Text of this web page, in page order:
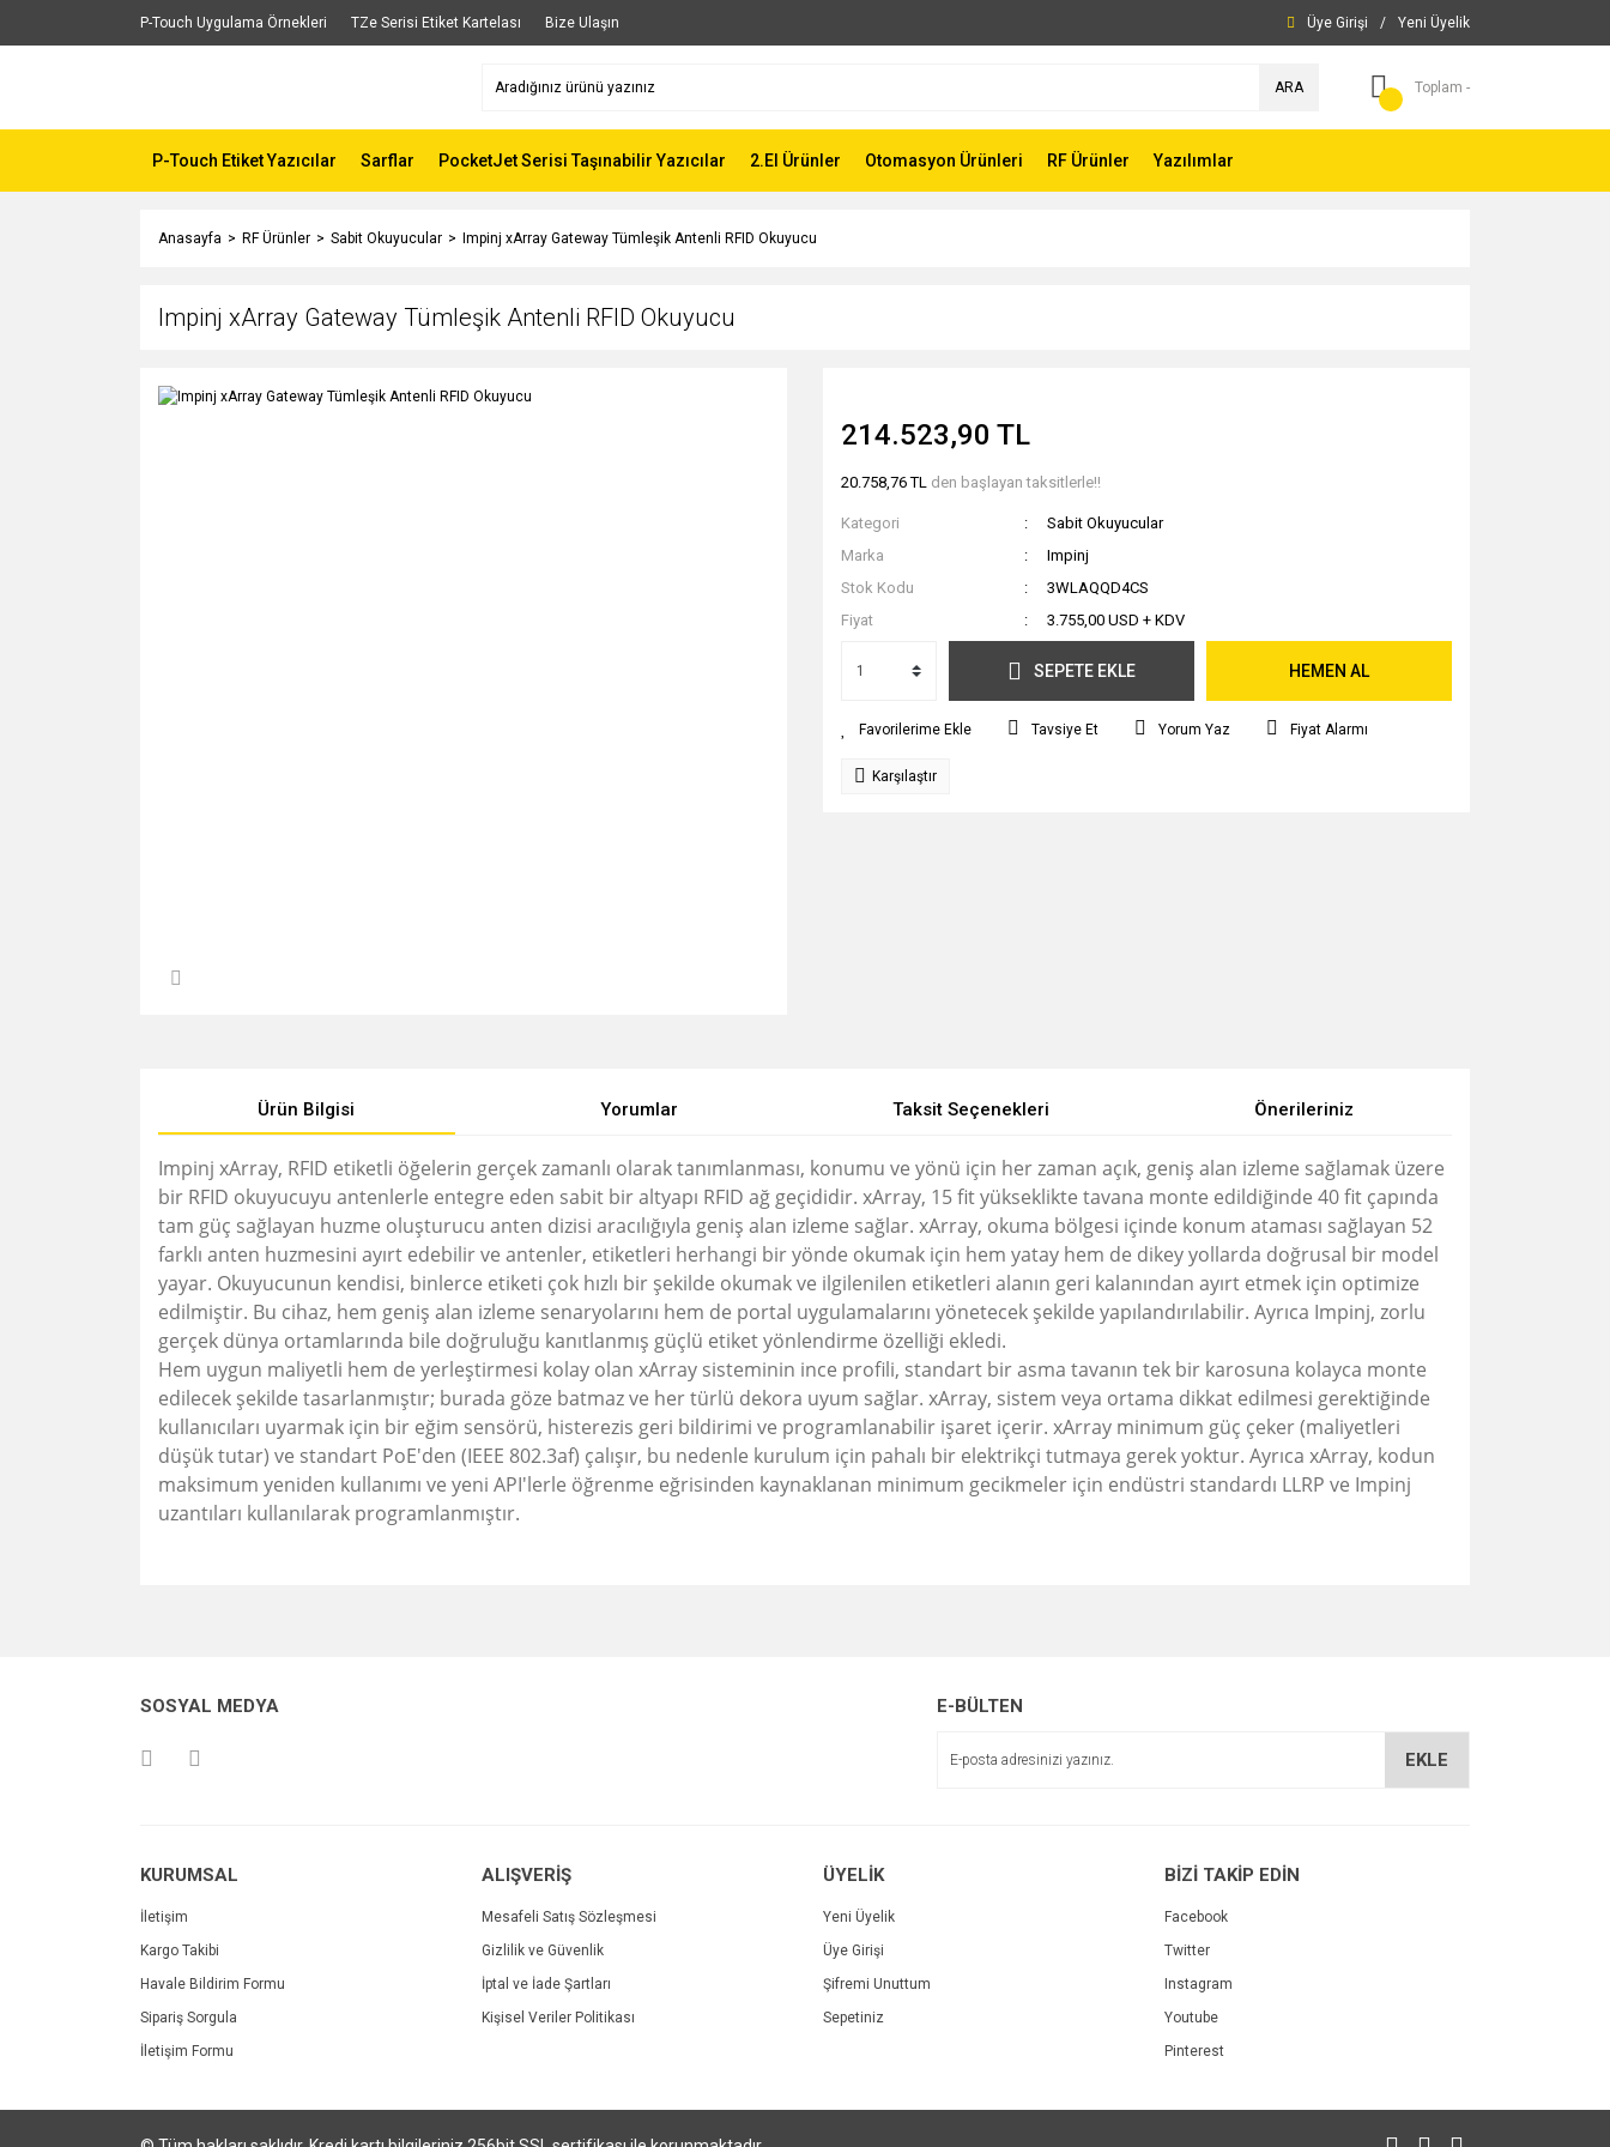
P-Touch Uygulama Örnekleri TZe Serisi Etiket Kartelası Bize Ulaşın Üye Girişi / Yeni Üyelik
ARA Toplam -
P-Touch Etiket Yazıcılar Sarflar PocketJet Serisi Taşınabilir Yazıcılar 2.El Ürünler Otomasyon Ürünleri RF Ürünler Yazılımlar
Anasayfa RF Ürünler Sabit Okuyucular Impinj xArray Gateway Tümleşik Antenli RFID Okuyucu
Impinj xArray Gateway Tümleşik Antenli RFID Okuyucu
214.523,90 TL
20.758,76 TL den başlayan taksitlerle!!
Kategori
Sabit Okuyucular
Marka
Impinj
Stok Kodu
3WLAQQD4CS
Fiyat
3.755,00 USD + KDV
SEPETE EKLE HEMEN AL
Tavsiye Et Yorum Yaz Fiyat Alarmı
Karşılaştır
Ürün Bilgisi Yorumlar Taksit Seçenekleri Önerileriniz
Impinj xArray, RFID etiketli öğelerin gerçek zamanlı olarak tanımlanması, konumu ve yönü için her zaman açık, geniş alan izleme sağlamak üzere
bir RFID okuyucuyu antenlerle entegre eden sabit bir altyapı RFID ağ geçididir. xArray, 15 fit yükseklikte tavana monte edildiğinde 40 fit çapında
tam güç sağlayan huzme oluşturucu anten dizisi aracılığıyla geniş alan izleme sağlar. xArray, okuma bölgesi içinde konum ataması sağlayan 52
farklı anten huzmesini ayırt edebilir ve antenler, etiketleri herhangi bir yönde okumak için hem yatay hem de dikey yollarda doğrusal bir model
yayar. Okuyucunun kendisi, binlerce etiketi çok hızlı bir şekilde okumak ve ilgilenilen etiketleri alanın geri kalanından ayırt etmek için optimize
edilmiştir. Bu cihaz, hem geniş alan izleme senaryolarını hem de portal uygulamalarını yönetecek şekilde yapılandırılabilir. Ayrıca Impinj, zorlu
gerçek dünya ortamlarında bile doğruluğu kanıtlanmış güçlü etiket yönlendirme özelliği ekledi.
Hem uygun maliyetli hem de yerleştirmesi kolay olan xArray sisteminin ince profili, standart bir asma tavanın tek bir karosuna kolayca monte
edilecek şekilde tasarlanmıştır; burada göze batmaz ve her türlü dekora uyum sağlar. xArray, sistem veya ortama dikkat edilmesi gerektiğinde
kullanıcıları uyarmak için bir eğim sensörü, histerezis geri bildirimi ve programlanabilir işaret içerir. xArray minimum güç çeker (maliyetleri
düşük tutar) ve standart PoE'den (IEEE 802.3af) çalışır, bu nedenle kurulum için pahalı bir elektrikçi tutmaya gerek yoktur. Ayrıca xArray, kodun
maksimum yeniden kullanımı ve yeni API'lerle öğrenme eğrisinden kaynaklanan minimum gecikmeler için endüstri standardı LLRP ve Impinj
uzantıları kullanılarak programlanmıştır.
Ürün açıklamasında eksik bilgiler bulunuyor.
SOSYAL MEDYA E-BÜLTEN
EKLE
KURUMSAL
İletişim
Kargo Takibi
Havale Bildirim Formu
Sipariş Sorgula
İletişim Formu
ALIŞVERİŞ
Mesafeli Satış Sözleşmesi
Gizlilik ve Güvenlik
İptal ve İade Şartları
Kişisel Veriler Politikası
ÜYELİK
Yeni Üyelik
Üye Girişi
Şifremi Unuttum
Sepetiniz
BİZİ TAKİP EDİN
Facebook
Twitter
Instagram
Youtube
Pinterest